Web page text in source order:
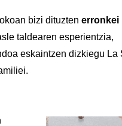
bizi dituzten erronkei
taldearen esperientzia,
eskaintzen dizkiegu La